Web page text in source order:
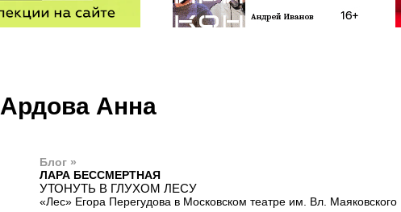
Ардова Анна
Блог »
ЛАРА БЕССМЕРТНАЯ
УТОНУТЬ В ГЛУХОМ ЛЕСУ
«Лес» Егора Перегудова в Московском театре им. Вл. Маяковского